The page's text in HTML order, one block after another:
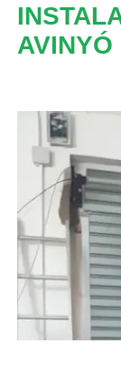
AVINYÓ